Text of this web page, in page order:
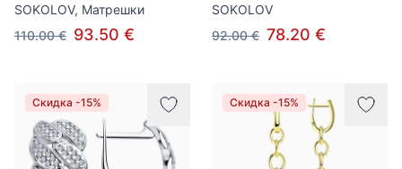
SOKOLOV, Матрешки
110.00 € 93.50 €
SOKOLOV
92.00 € 78.20 €
Скидка -15% Скидка -15%